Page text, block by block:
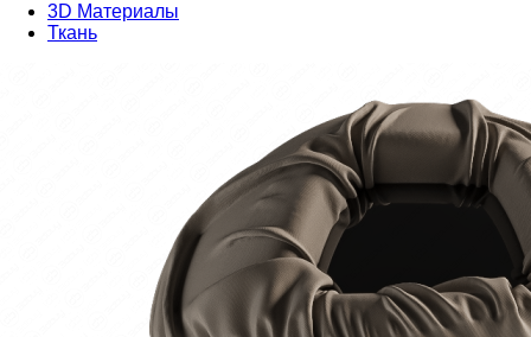
3D Материалы
Ткань